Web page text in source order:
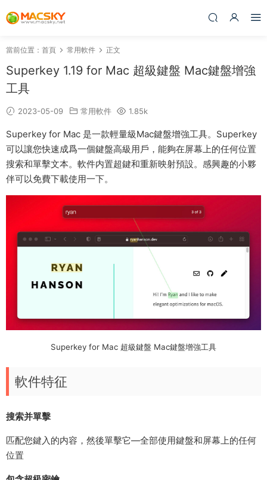
當前位置： 首頁 常用軟件 正文
Superkey 1.19 for Mac 超級鍵盤 Mac鍵盤增強
工具
2023-05-09 常用軟件 1.85k
Superkey for Mac 是一款輕量級Mac鍵盤增強工具。Superkey
可以讓您快速成爲一個鍵盤高級用戶，能夠在屏幕上的任何位置
搜索和單擊文本。軟件内置超鍵和重新映射預設。感興趣的小夥
伴可以免費下載使用一下。
Superkey for Mac 超級鍵盤 Mac鍵盤增強工具
軟件特征
搜索并單擊
匹配您鍵入的内容，然後單擊它―全部使用鍵盤和屏幕上的任何
位置